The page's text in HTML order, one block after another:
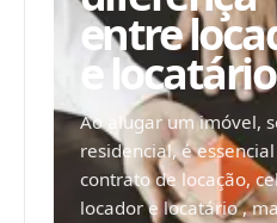
entre
e
Ao alugar um imóvel,
residencial, é
contrato de locação,
locador e locatário ,